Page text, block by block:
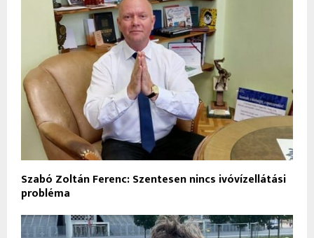
Szabó Zoltán Ferenc: Szentesen nincs ivóvízellátási
probléma